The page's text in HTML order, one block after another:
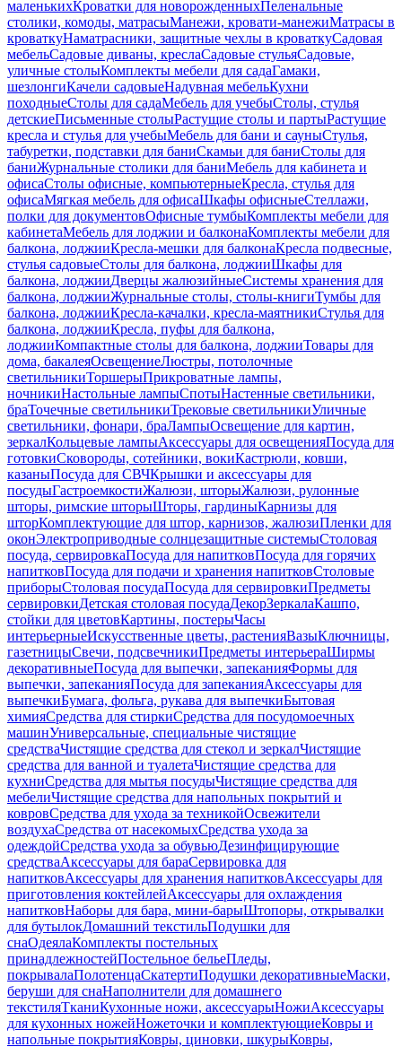
маленькихКроватки для новорожденныхПеленальные
столики, комоды, матрасыМанежи, кровати-манежиМатрасы в
кроваткуНаматрасники, защитные чехлы в кроваткуСадовая
мебельСадовые диваны, креслаСадовые стульяСадовые,
уличные столыКомплекты мебели для садаГамаки,
шезлонгиКачели садовыеНадувная мебельКухни
походныеСтолы для садаМебель для учебыСтолы, стулья
детскиеПисьменные столыРастущие столы и партыРастущие
кресла и стулья для учебыМебель для бани и сауныСтулья,
табуретки, подставки для баниСкамьи для баниСтолы для
баниЖурнальные столики для баниМебель для кабинета и
офисаСтолы офисные, компьютерныеКресла, стулья для
офисаМягкая мебель для офисаШкафы офисныеСтеллажи,
полки для документовОфисные тумбыКомплекты мебели для
кабинетаМебель для лоджии и балконаКомплекты мебели для
балкона, лоджииКресла-мешки для балконаКресла подвесные,
стулья садовыеСтолы для балкона, лоджииШкафы для
балкона, лоджииДверцы жалюзийныеСистемы хранения для
балкона, лоджииЖурнальные столы, столы-книгиТумбы для
балкона, лоджииКресла-качалки, кресла-маятникиСтулья для
балкона, лоджииКресла, пуфы для балкона,
лоджииКомпактные столы для балкона, лоджииТовары для
дома, бакалеяОсвещениеЛюстры, потолочные
светильникиТоршерыПрикроватные лампы,
ночникиНастольные лампыСпотыНастенные светильники,
браТочечные светильникиТрековые светильникиУличные
светильники, фонари, браЛампыОсвещение для картин,
зеркалКольцевые лампыАксессуары для освещенияПосуда для
готовкиСковороды, сотейники, вокиКастрюли, ковши,
казаныПосуда для СВЧКрышки и аксессуары для
посудыГастроемкостиЖалюзи, шторыЖалюзи, рулонные
шторы, римские шторыШторы, гардиныКарнизы для
шторКомплектующие для штор, карнизов, жалюзиПленки для
оконЭлектроприводные солнцезащитные системыСтоловая
посуда, сервировкаПосуда для напитковПосуда для горячих
напитковПосуда для подачи и хранения напитковСтоловые
приборыСтоловая посудаПосуда для сервировкиПредметы
сервировкиДетская столовая посудаДекорЗеркалаКашпо,
стойки для цветовКартины, постерыЧасы
интерьерныеИскусственные цветы, растенияВазыКлючницы,
газетницыСвечи, подсвечникиПредметы интерьераШирмы
декоративныеПосуда для выпечки, запеканияФормы для
выпечки, запеканияПосуда для запеканияАксессуары для
выпечкиБумага, фольга, рукава для выпечкиБытовая
химияСредства для стиркиСредства для посудомоечных
машинУниверсальные, специальные чистящие
средстваЧистящие средства для стекол и зеркалЧистящие
средства для ванной и туалетаЧистящие средства для
кухниСредства для мытья посудыЧистящие средства для
мебелиЧистящие средства для напольных покрытий и
ковровСредства для ухода за техникойОсвежители
воздухаСредства от насекомыхСредства ухода за
одеждойСредства ухода за обувьюДезинфицирующие
средстваАксессуары для бараСервировка для
напитковАксессуары для хранения напитковАксессуары для
приготовления коктейлейАксессуары для охлаждения
напитковНаборы для бара, мини-барыШтопоры, открывалки
для бутылокДомашний текстильПодушки для
снаОдеялаКомплекты постельных
принадлежностейПостельное бельеПледы,
покрывалаПолотенцаСкатертиПодушки декоративныеМаски,
беруши для снаНаполнители для домашнего
текстиляТканиКухонные ножи, аксессуарыНожиАксессуары
для кухонных ножейНожеточки и комплектующиеКовры и
напольные покрытияКовры, циновки, шкурыКовры,